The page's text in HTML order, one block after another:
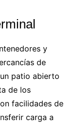
y
de
patio abierto
de los
facilidades de
carga a